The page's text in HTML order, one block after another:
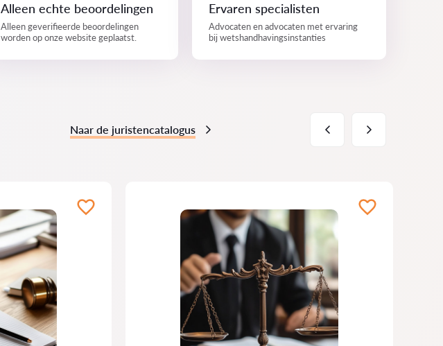
Alleen echte beoordelingen
Alleen geverifieerde beoordelingen
worden op onze website geplaatst.
Ervaren specialisten
Advocaten en advocaten met ervaring
bij wetshandhavingsinstanties
Naar de juristencatalogus